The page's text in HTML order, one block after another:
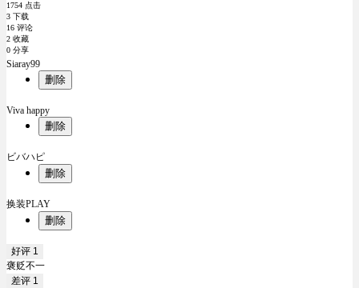
1754 点击
3 下载
16 评论
2 收藏
0 分享
Siaray99
删除
Viva happy
删除
ビバハピ
删除
换装PLAY
删除
好评 1
褒贬不一
差评 1